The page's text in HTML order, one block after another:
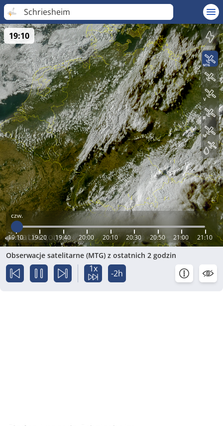
Schriesheim
czw.
19:10 19:20 19:40 20:00 20:10 20:30 20:50 21:00 21:10
19:10
Obserwacje satelitarne (MTG) z ostatnich 2 godzin
1x -2h